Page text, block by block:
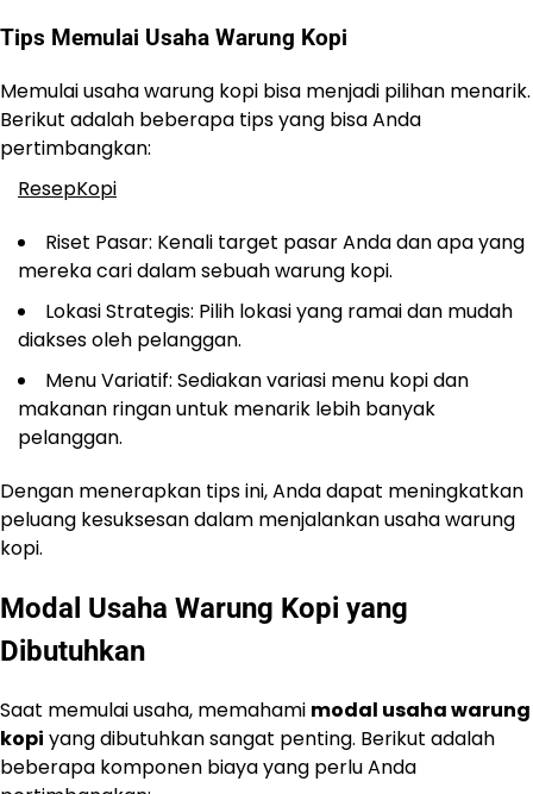
Tips Memulai Usaha Warung Kopi
Memulai usaha warung kopi bisa menjadi pilihan menarik.
Berikut adalah beberapa tips yang bisa Anda
pertimbangkan:
ResepKopi
Riset Pasar: Kenali target pasar Anda dan apa yang
mereka cari dalam sebuah warung kopi.
Lokasi Strategis: Pilih lokasi yang ramai dan mudah
diakses oleh pelanggan.
Menu Variatif: Sediakan variasi menu kopi dan
makanan ringan untuk menarik lebih banyak
pelanggan.
Dengan menerapkan tips ini, Anda dapat meningkatkan
peluang kesuksesan dalam menjalankan usaha warung
kopi.
Modal Usaha Warung Kopi yang
Dibutuhkan
Saat memulai usaha, memahami modal usaha warung
kopi yang dibutuhkan sangat penting. Berikut adalah
beberapa komponen biaya yang perlu Anda